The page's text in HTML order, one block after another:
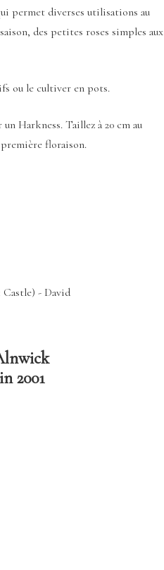
permet diverses utilisations au
des petites roses simples aux
ou le cultiver en pots.
Harkness. Taillez à 20 cm au
floraison.
2001